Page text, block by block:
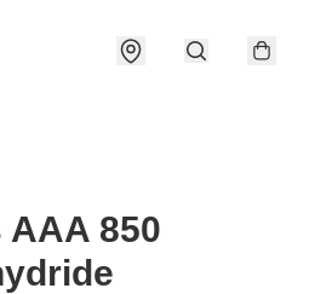
850